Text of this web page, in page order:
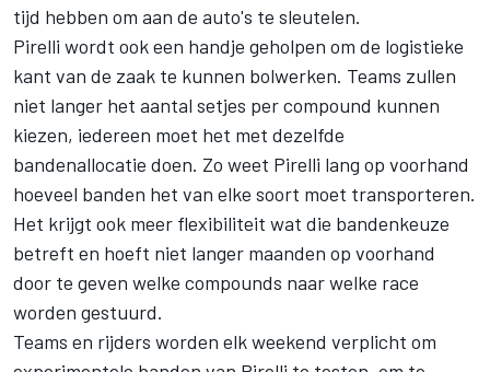
tijd hebben om aan de auto's te sleutelen.
Pirelli wordt ook een handje geholpen om de logistieke
kant van de zaak te kunnen bolwerken. Teams zullen
niet langer het aantal setjes per compound kunnen
kiezen, iedereen moet het met dezelfde
bandenallocatie doen. Zo weet Pirelli lang op voorhand
hoeveel banden het van elke soort moet transporteren.
Het krijgt ook meer flexibiliteit wat die bandenkeuze
betreft en hoeft niet langer maanden op voorhand
door te geven welke compounds naar welke race
worden gestuurd.
Teams en rijders worden elk weekend verplicht om